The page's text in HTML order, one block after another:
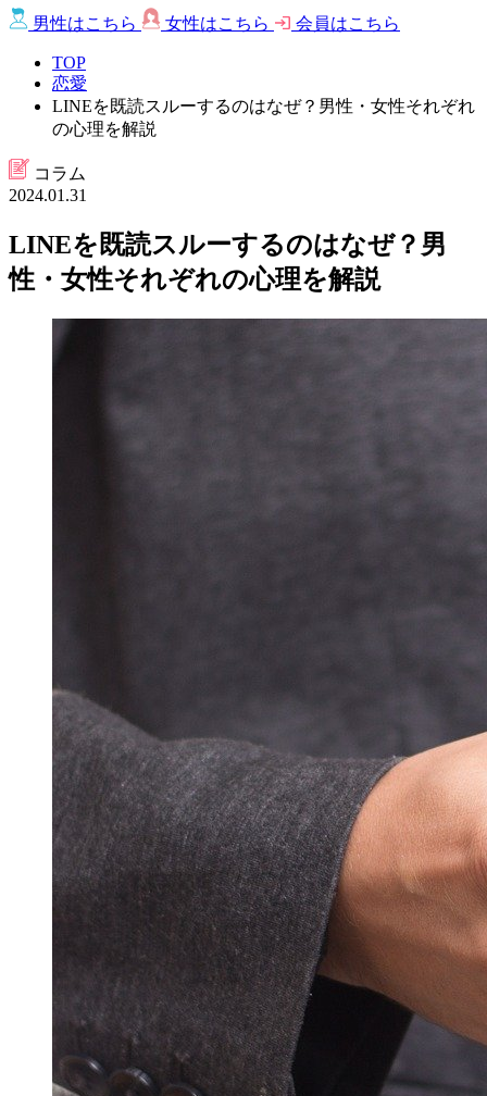
男性はこちら 女性はこちら 会員はこちら
TOP
恋愛
LINEを既読スルーするのはなぜ？男性・女性それぞれ
の心理を解説
コラム
2024.01.31
LINEを既読スルーするのはなぜ？男
性・女性それぞれの心理を解説